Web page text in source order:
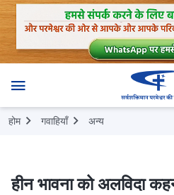
होम गवाहियाँ अन्य
हीन भावना को अलविदा